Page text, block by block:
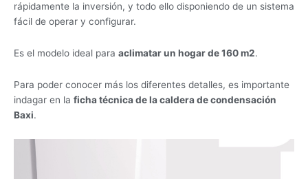
rápidamente la inversión, y todo ello disponiendo de un sistema
fácil de operar y configurar.
Es el modelo ideal para aclimatar un hogar de 160 m2.
Para poder conocer más los diferentes detalles, es importante
indagar en la ficha técnica de la caldera de condensación
Baxi.